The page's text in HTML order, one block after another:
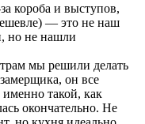
короба и выступов,
— это не наш
но не нашли
мы решили делать
он все
такой, как
окончательно. Не